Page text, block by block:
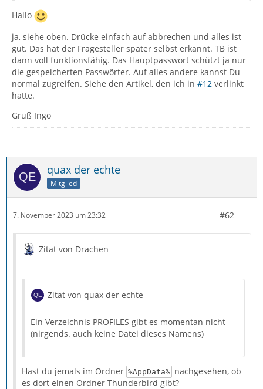
Hallo
ja, siehe oben. Drücke einfach auf abbrechen und alles ist
gut. Das hat der Fragesteller später selbst erkannt. TB ist
dann voll funktionsfähig. Das Hauptpasswort schützt ja nur
die gespeicherten Passwörter. Auf alles andere kannst Du
normal zugreifen. Siehe den Artikel, den ich in #12 verlinkt
hatte.
Gruß Ingo
quax der echte
Mitglied
7. November 2023 um 23:32 #62
Zitat von Drachen
Zitat von quax der echte
Ein Verzeichnis PROFILES gibt es momentan nicht
(nirgends. auch keine Datei dieses Namens)
Hast du jemals im Ordner %AppData% nachgesehen, ob
es dort einen Ordner Thunderbird gibt?